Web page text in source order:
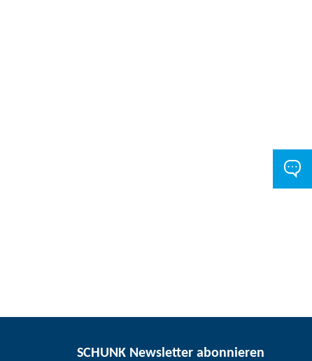
SCHUNK Newsletter abonnieren